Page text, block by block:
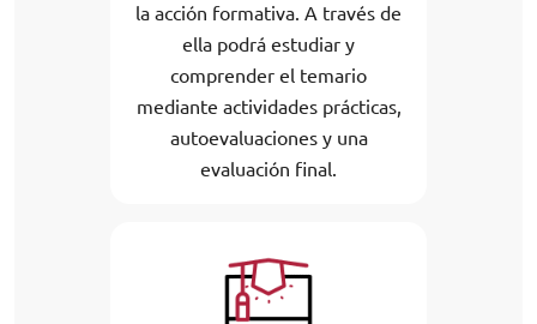
la acción formativa. A través de
ella podrá estudiar y
comprender el temario
mediante actividades prácticas,
autoevaluaciones y una
evaluación final.